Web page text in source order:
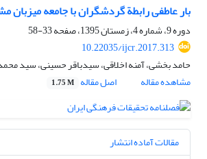
بار عاطفی رابطة گردشگران با جامعه میزبان
دوره 9، شماره 4، زمستان 1395، صفحه
33-58
10.22035/ijcr.2017.313
حامد بخشی، آمنه اخلاقی، سیدباقر حسینی، سید
مشاهده مقاله
اصل مقاله 1.75 M
مقالات آماده انتشار